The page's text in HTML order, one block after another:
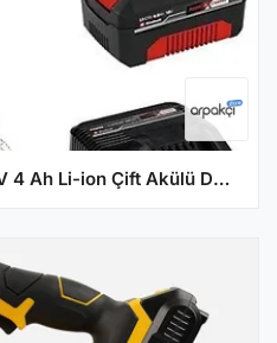
Einhell TE-CD 18 Li BL 18V 4 Ah Li-ion Çift Akülü Darbeli Matkap Vidalama